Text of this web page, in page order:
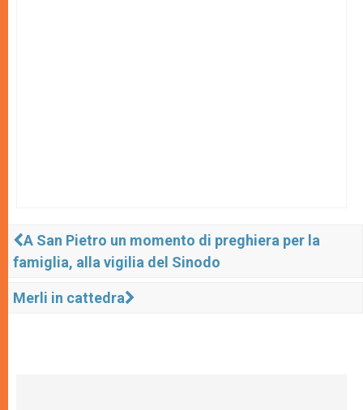
A San Pietro un momento di preghiera per la
famiglia, alla vigilia del Sinodo
Merli in cattedra